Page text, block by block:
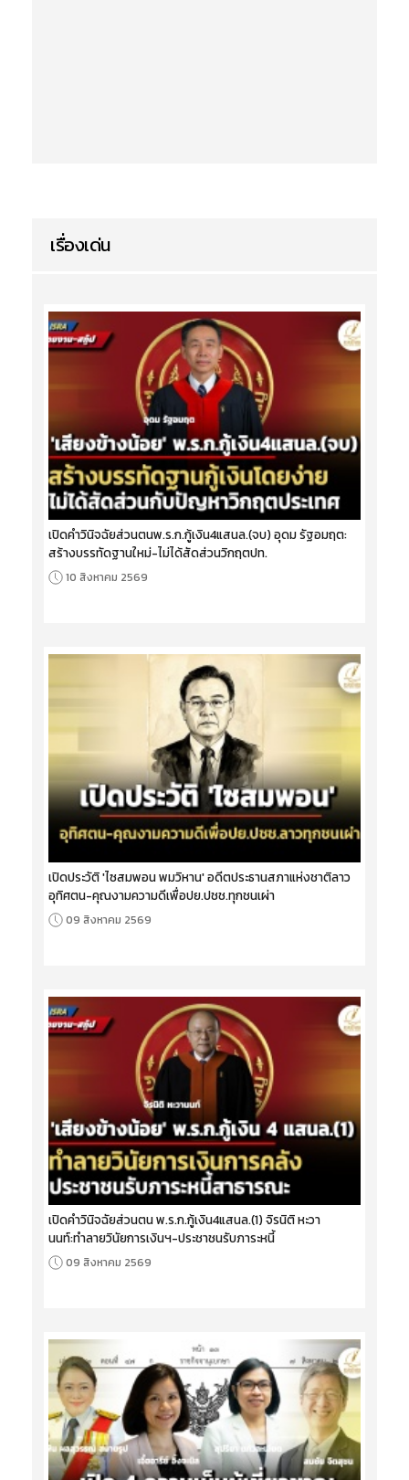
เรื่องเด่น
เปิดคำวินิจฉัยส่วนตนพ.ร.ก.กู้เงิน4แสนล.(จบ) อุดม รัฐอมฤต:
สร้างบรรทัดฐานใหม่-ไม่ได้สัดส่วนวิกฤตปท.
10 สิงหาคม 2569
เปิดประวัติ 'ไซสมพอน พมวิหาน' อดีตประธานสภาแห่งชาติลาว
อุทิศตน-คุณงามความดีเพื่อปย.ปชช.ทุกชนเผ่า
09 สิงหาคม 2569
เปิดคำวินิจฉัยส่วนตน พ.ร.ก.กู้เงิน4แสนล.(1) จิรนิติ หะวา
นนท์:ทำลายวินัยการเงินฯ-ประชาชนรับภาระหนี้
09 สิงหาคม 2569